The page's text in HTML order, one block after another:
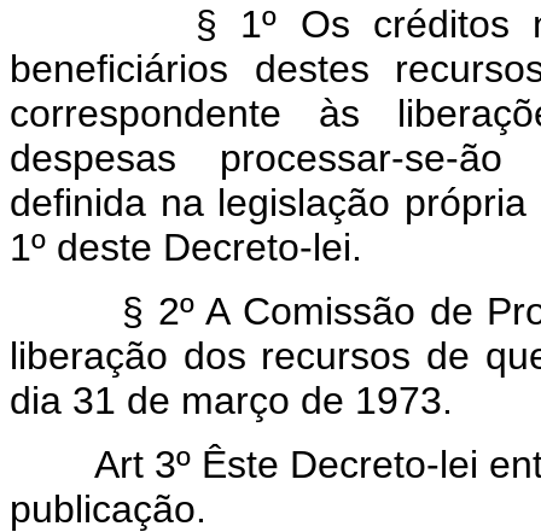
§ 1º Os créditos nas
beneficiários destes
correspondente às
despesas processar-se-
definida na legislação
1º deste Decreto-lei.
§ 2º A Comissão de
liberação dos recursos de
dia 31 de março de 1973.
Art 3º Êste Decreto-lei
publicação.